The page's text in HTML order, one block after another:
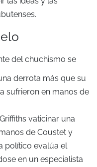
del chuchismo se
derrota más que su
sufrieron en manos de
vaticinar una
de Coustet y
político evalúa el
en un especialista